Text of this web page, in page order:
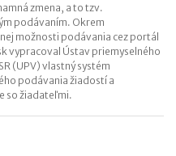
zmena, a to tzv.
podávaním. Okrem
možnosti podávania cez portál
vypracoval Ústav priemyselného
(UPV) vlastný systém
podávania žiadostí a
so žiadateľmi.